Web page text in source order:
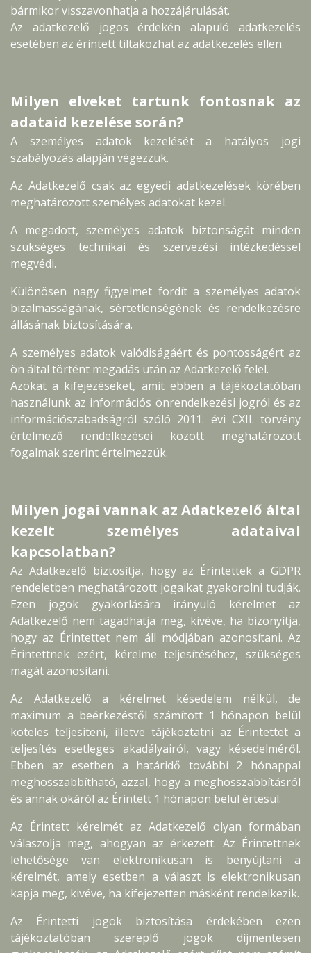
bármikor visszavonhatja a hozzájárulását.
Az adatkezelő jogos érdekén alapuló adatkezelés
esetében az érintett tiltakozhat az adatkezelés ellen.
Milyen elveket tartunk fontosnak az
adataid kezelése során?
A személyes adatok kezelését a hatályos jogi
szabályozás alapján végezzük.
Az Adatkezelő csak az egyedi adatkezelések körében
meghatározott személyes adatokat kezel.
A megadott, személyes adatok biztonságát minden
szükséges technikai és szervezési intézkedéssel
megvédi.
Különösen nagy figyelmet fordít a személyes adatok
bizalmasságának, sértetlenségének és rendelkezésre
állásának biztosítására.
A személyes adatok valódiságáért és pontosságért az
ön által történt megadás után az Adatkezelő felel.
Azokat a kifejezéseket, amit ebben a tájékoztatóban
használunk az információs önrendelkezési jogról és az
információszabadságról szóló 2011. évi CXII. törvény
értelmező rendelkezései között meghatározott
fogalmak szerint értelmezzük.
Milyen jogai vannak az Adatkezelő által
kezelt személyes adataival
kapcsolatban?
Az Adatkezelő biztosítja, hogy az Érintettek a GDPR
rendeletben meghatározott jogaikat gyakorolni tudják.
Ezen jogok gyakorlására irányuló kérelmet az
Adatkezelő nem tagadhatja meg, kivéve, ha bizonyítja,
hogy az Érintettet nem áll módjában azonosítani. Az
Érintettnek ezért, kérelme teljesítéséhez, szükséges
magát azonosítani.
Az Adatkezelő a kérelmet késedelem nélkül, de
maximum a beérkezéstől számított 1 hónapon belül
köteles teljesíteni, illetve tájékoztatni az Érintettet a
teljesítés esetleges akadályairól, vagy késedelméről.
Ebben az esetben a határidő további 2 hónappal
meghosszabbítható, azzal, hogy a meghosszabbításról
és annak okáról az Érintett 1 hónapon belül értesül.
Az Érintett kérelmét az Adatkezelő olyan formában
válaszolja meg, ahogyan az érkezett. Az Érintettnek
lehetősége van elektronikusan is benyújtani a
kérelmét, amely esetben a választ is elektronikusan
kapja meg, kivéve, ha kifejezetten másként rendelkezik.
Az Érintetti jogok biztosítása érdekében ezen
tájékoztatóban szereplő jogok díjmentesen